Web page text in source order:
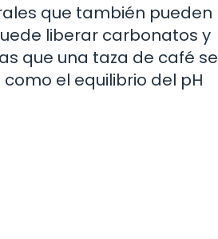
que también pueden
liberar carbonatos y
que una taza de café se
el equilibrio del pH